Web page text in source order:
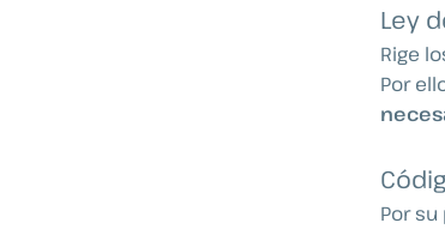
Ley
Rige
Por
Por